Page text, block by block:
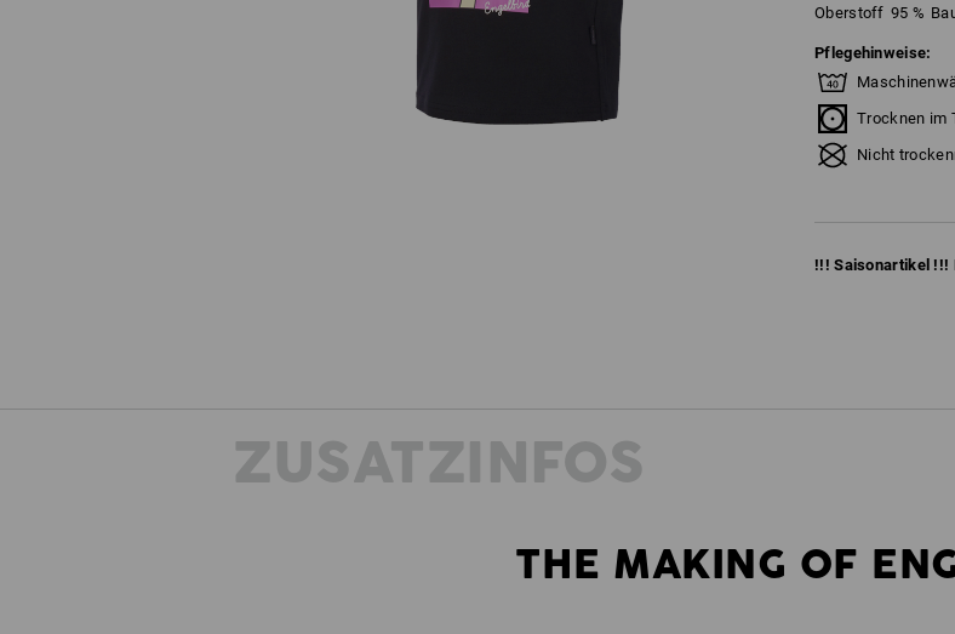
Oberstoff 95 %
Pflegehinweise:
Trocknen im
Nicht
!!! Saisonartikel !!!
ZUSATZINFOS
THE MAKING OF